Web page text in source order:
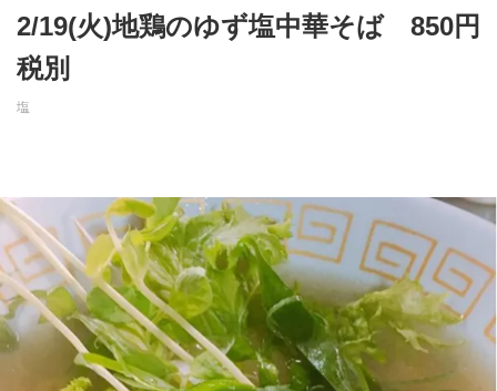
2/19(火)地鶏のゆず塩中華そば 850円
税別
塩